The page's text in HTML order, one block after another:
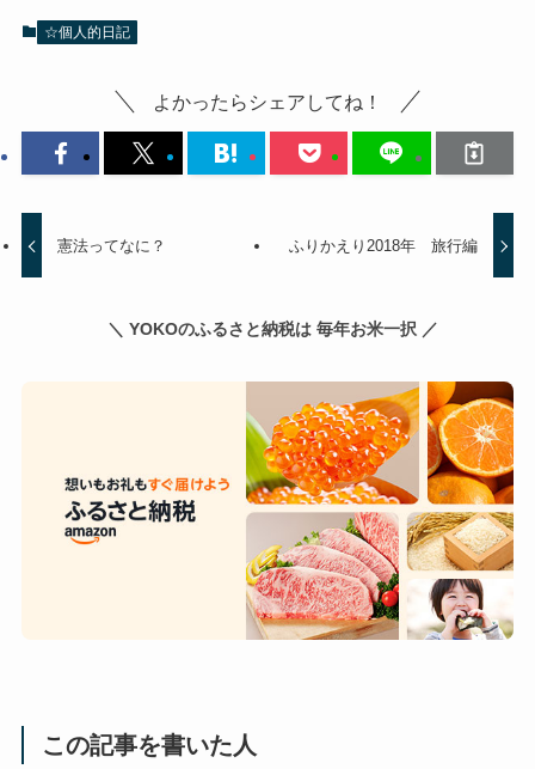
☆個人的日記
よかったらシェアしてね！
憲法ってなに？ ふりかえり2018年 旅行編
＼ YOKOのふるさと納税は 毎年お米一択 ／
この記事を書いた人